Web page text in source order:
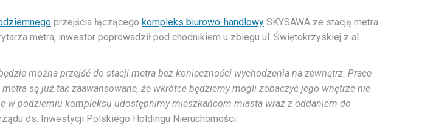
przejścia łączącego kompleks biurowo-handlowy SKYSAWA ze stacją metra
metra, inwestor poprowadził pod chodnikiem u zbiegu ul. Świętokrzyskiej z al.
można przejść do stacji metra bez konieczności wychodzenia na zewnątrz. Prace
są już tak zaawansowane, że wkrótce będziemy mogli zobaczyć jego wnętrze nie
w podziemiu kompleksu udostępnimy mieszkańcom miasta wraz z oddaniem do
ds. Inwestycji Polskiego Holdingu Nieruchomości.